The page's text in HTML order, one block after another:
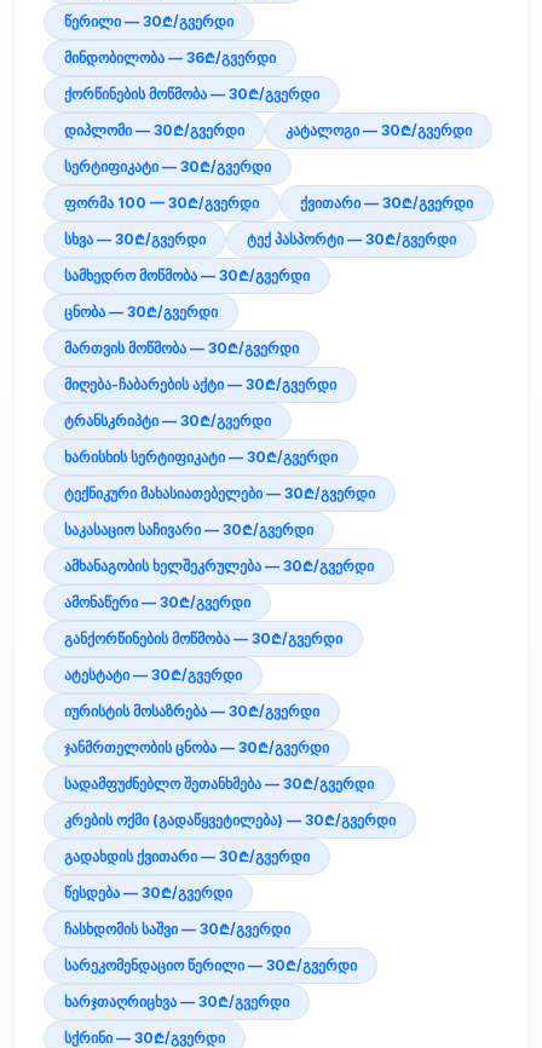
წერილი — 30₾/გვერდი
მინდობილობა — 36₾/გვერდი
ქორწინების მოწმობა — 30₾/გვერდი
დიპლომი — 30₾/გვერდი
კატალოგი — 30₾/გვერდი
სერტიფიკატი — 30₾/გვერდი
ფორმა 100 — 30₾/გვერდი
ქვითარი — 30₾/გვერდი
სხვა — 30₾/გვერდი
ტექ პასპორტი — 30₾/გვერდი
სამხედრო მოწმობა — 30₾/გვერდი
ცნობა — 30₾/გვერდი
მართვის მოწმობა — 30₾/გვერდი
მიღება-ჩაბარების აქტი — 30₾/გვერდი
ტრანსკრიპტი — 30₾/გვერდი
ხარისხის სერტიფიკატი — 30₾/გვერდი
ტექნიკური მახასიათებელები — 30₾/გვერდი
საკასაციო საჩივარი — 30₾/გვერდი
ამხანაგობის ხელშეკრულება — 30₾/გვერდი
ამონაწერი — 30₾/გვერდი
განქორწინების მოწმობა — 30₾/გვერდი
ატესტატი — 30₾/გვერდი
იურისტის მოსაზრება — 30₾/გვერდი
ჯანმრთელობის ცნობა — 30₾/გვერდი
სადამფუძნებლო შეთანხმება — 30₾/გვერდი
კრების ოქმი (გადაწყვეტილება) — 30₾/გვერდი
გადახდის ქვითარი — 30₾/გვერდი
წესდება — 30₾/გვერდი
ჩასხდომის საშვი — 30₾/გვერდი
სარეკომენდაციო წერილი — 30₾/გვერდი
ხარჯთაღრიცხვა — 30₾/გვერდი
სქრინი — 30₾/გვერდი